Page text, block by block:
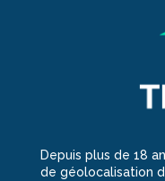
Depuis plus de 18
de géolocalisation